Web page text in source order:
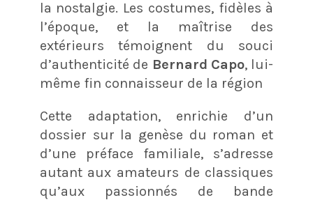
la nostalgie. Les costumes, fidèles à
l’époque, et la maîtrise des
extérieurs témoignent du souci
d’authenticité de Bernard Capo, lui-
même fin connaisseur de la région
Cette adaptation, enrichie d’un
dossier sur la genèse du roman et
d’une préface familiale, s’adresse
autant aux amateurs de classiques
qu’aux passionnés de bande